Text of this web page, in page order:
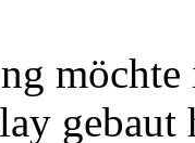
gebaut